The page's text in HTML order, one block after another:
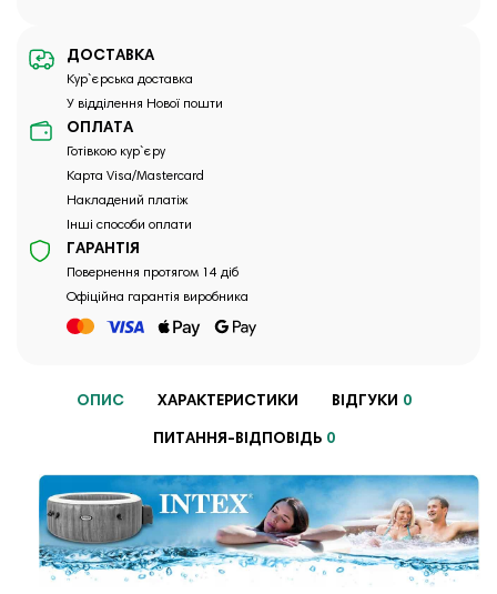
ДОСТАВКА
Кур`єрська доставка
У відділення Нової пошти
ОПЛАТА
Готівкою кур`єру
Карта Visa/Mastercard
Накладений платіж
Інші способи оплати
ГАРАНТІЯ
Повернення протягом 14 діб
Офіційна гарантія виробника
ОПИС ХАРАКТЕРИСТИКИ ВІДГУКИ 0
ПИТАННЯ-ВІДПОВІДЬ 0